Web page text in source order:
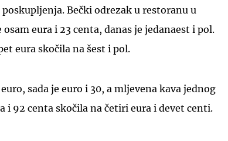
Bečki odrezak u restoranu u
eura i 23 centa, danas je jedanaest i pol.
eura skočila na šest i pol.
sada je euro i 30, a mljevena kava jednog
i 92 centa skočila na četiri eura i devet centi.
UKLJUČITE NOTIFIKACIJE